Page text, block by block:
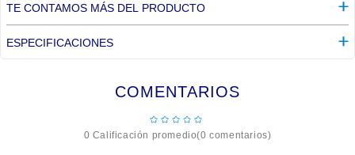
TE CONTAMOS MÁS DEL PRODUCTO
ESPECIFICACIONES
COMENTARIOS
☆☆☆☆
☆
0 Calificación promedio(0 comentarios)